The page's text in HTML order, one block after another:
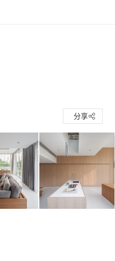
分享